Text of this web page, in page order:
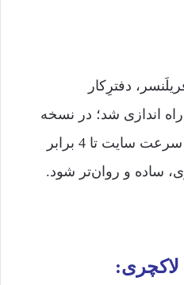
دفترِکار
اندازی شد؛ در نسخه
جدید تلاش شده است که سرعت سایت تا 4 برابر
ساده‌ و روان‌تر شود.